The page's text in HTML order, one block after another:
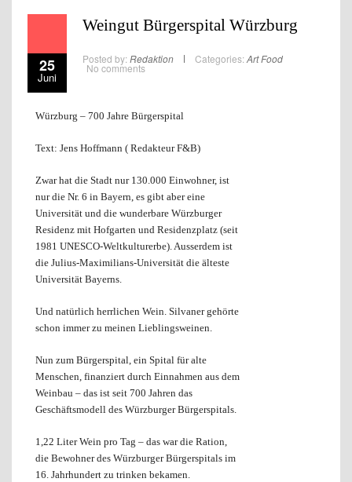
25
Juni
Weingut Bürgerspital Würzburg
Posted by: Redaktion Categories: ArtFood
No comments
Würzburg – 700 Jahre Bürgerspital
Text: Jens Hoffmann ( Redakteur F&B)
Zwar hat die Stadt nur 130.000 Einwohner, ist
nur die Nr. 6 in Bayern, es gibt aber eine
Universität und die wunderbare Würzburger
Residenz mit Hofgarten und Residenzplatz (seit
1981 UNESCO-Weltkulturerbe). Ausserdem ist
die Julius-Maximilians-Universität die älteste
Universität Bayerns.
Und natürlich herrlichen Wein. Silvaner gehörte
schon immer zu meinen Lieblingsweinen.
Nun zum Bürgerspital, ein Spital für alte
Menschen, finanziert durch Einnahmen aus dem
Weinbau – das ist seit 700 Jahren das
Geschäftsmodell des Würzburger Bürgerspitals.
1,22 Liter Wein pro Tag – das war die Ration,
die Bewohner des Würzburger Bürgerspitals im
16. Jahrhundert zu trinken bekamen.